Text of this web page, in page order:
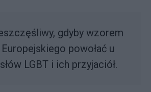
gdyby wzorem
powołać u
LGBT i ich przyjaciół.